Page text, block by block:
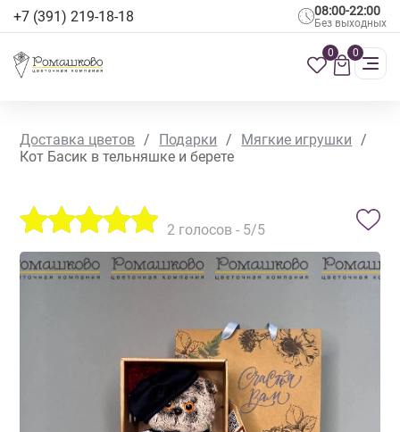
+7 (391) 219-18-18 08:00-22:00
Без выходных
0 0
Доставка цветов / Подарки / Мягкие игрушки
/
Кот Басик в тельняшке и берете
2 голосов - 5/5